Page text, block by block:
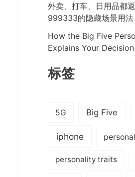
外卖、打车、日用品都
999333的隐藏场景用法
How the Big Five
Explains Your
标签
5G Big Five
iphone
personality traits